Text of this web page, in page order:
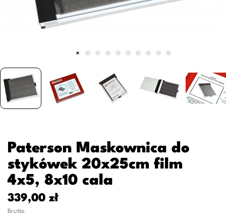
Paterson Maskownica do
stykówek 20x25cm film
4x5, 8x10 cala
339,00 zł
Brutto